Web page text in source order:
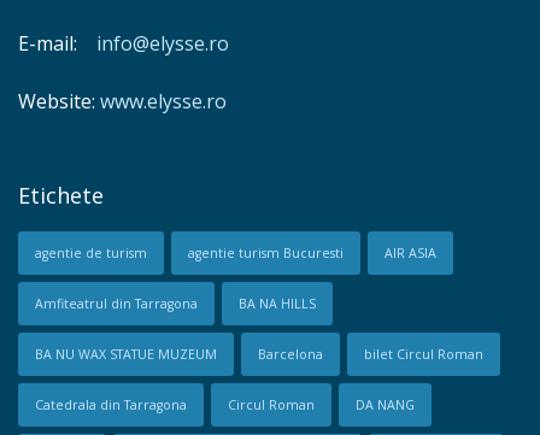
E-mail: info@elysse.ro
Website: www.elysse.ro
Etichete
agentie de turism agentie turism Bucuresti AIR ASIA
Amfiteatrul din Tarragona BA NA HILLS
BA NU WAX STATUE MUZEUM Barcelona bilet Circul Roman
Catedrala din Tarragona Circul Roman DA NANG